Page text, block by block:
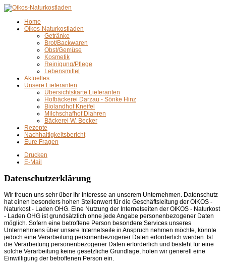
Home
Oikos-Naturkostladen
Getränke
Brot/Backwaren
Obst/Gemüse
Kosmetik
Reinigung/Pflege
Lebensmittel
Aktuelles
Unsere Lieferanten
Übersichtskarte Lieferanten
Hofbäckerei Darzau - Sönke Hinz
Biolandhof Kneifel
Milchschafhof Diahren
Bäckerei W. Becker
Rezepte
Nachhaltigkeitsbericht
Eure Fragen
Drucken
E-Mail
Datenschutzerklärung
Wir freuen uns sehr über Ihr Interesse an unserem Unternehmen. Datenschutz
hat einen besonders hohen Stellenwert für die Geschäftsleitung der OIKOS -
Naturkost - Laden OHG. Eine Nutzung der Internetseiten der OIKOS - Naturkost
- Laden OHG ist grundsätzlich ohne jede Angabe personenbezogener Daten
möglich. Sofern eine betroffene Person besondere Services unseres
Unternehmens über unsere Internetseite in Anspruch nehmen möchte, könnte
jedoch eine Verarbeitung personenbezogener Daten erforderlich werden. Ist
die Verarbeitung personenbezogener Daten erforderlich und besteht für eine
solche Verarbeitung keine gesetzliche Grundlage, holen wir generell eine
Einwilligung der betroffenen Person ein.